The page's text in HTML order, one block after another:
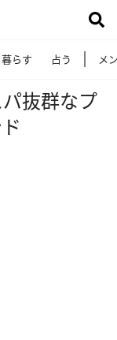
暮らす 占う メ
抜群なプ